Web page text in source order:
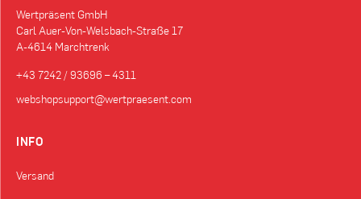
Wertpräsent GmbH
Carl Auer-Von-Welsbach-Straße 17
A-4614 Marchtrenk
+43 7242 / 93696 – 4311
webshopsupport@wertpraesent.com
INFO
Versand